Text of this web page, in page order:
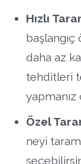
Hızlı
daha az
tehditleri
yapmanız
Özel
neyi